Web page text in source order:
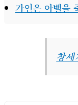
가인은 아벨을
창